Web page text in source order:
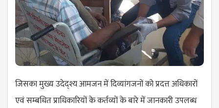
जिसका मुख्य उदेद्श्य आमजन में दिव्यांगजनों को प्रदत्त अधिकारों
एवं सम्बधित प्राधिकारियों के कर्तव्यों के बारे में जानकारी उपलब्ध